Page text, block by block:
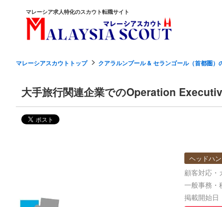
マレーシア求人特化のスカウト転職サイト
マレーシアスカウトトップ クアラルンプール & セランゴール（首都圏）
大手旅行関連企業でのOperation
ヘッドハ
顧客対応・
一般事務・
掲載開始日